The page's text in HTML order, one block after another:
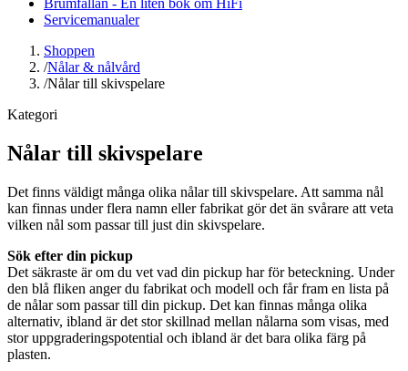
Servicemanualer
Shoppen
/Nålar & nålvård
/Nålar till skivspelare
Kategori
Nålar till skivspelare
Det finns väldigt många olika nålar till skivspelare. Att samma nål
kan finnas under flera namn eller fabrikat gör det än svårare att veta
vilken nål som passar till just din skivspelare.
Sök efter din pickup
Det säkraste är om du vet vad din pickup har för beteckning. Under
den blå fliken anger du fabrikat och modell och får fram en lista på
de nålar som passar till din pickup. Det kan finnas många olika
alternativ, ibland är det stor skillnad mellan nålarna som visas, med
stor uppgraderingspotential och ibland är det bara olika färg på
plasten.